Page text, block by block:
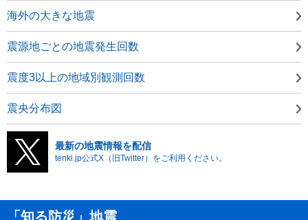
海外の大きな地震
震源地ごとの地震発生回数
震度3以上の地域別観測回数
震央分布図
最新の地震情報を配信
tenki.jp公式X（旧Twitter）をご利用ください。
「知る防災」地震